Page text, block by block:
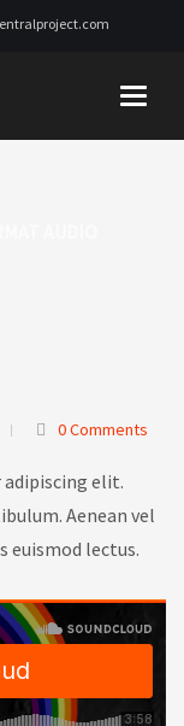
0 Comments
elit.
Aenean vel
euismod lectus.